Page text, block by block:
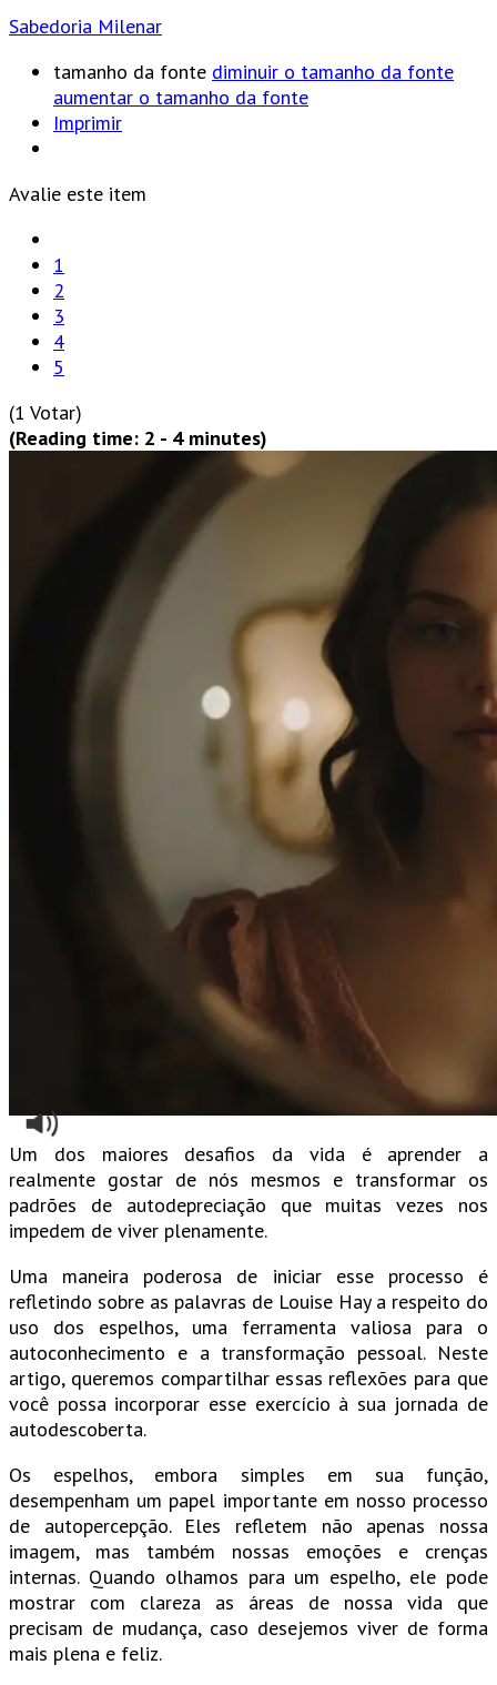
Sabedoria Milenar
tamanho da fonte diminuir o tamanho da fonte
aumentar o tamanho da fonte
Imprimir
Avalie este item
1
2
3
4
5
(1 Votar)
(Reading time: 2 - 4 minutes)
Um dos maiores desafios da vida é aprender a
realmente gostar de nós mesmos e transformar os
padrões de autodepreciação que muitas vezes nos
impedem de viver plenamente.
Uma maneira poderosa de iniciar esse processo é
refletindo sobre as palavras de Louise Hay a respeito do
uso dos espelhos, uma ferramenta valiosa para o
autoconhecimento e a transformação pessoal. Neste
artigo, queremos compartilhar essas reflexões para que
você possa incorporar esse exercício à sua jornada de
autodescoberta.
Os espelhos, embora simples em sua função,
desempenham um papel importante em nosso processo
de autopercepção. Eles refletem não apenas nossa
imagem, mas também nossas emoções e crenças
internas. Quando olhamos para um espelho, ele pode
mostrar com clareza as áreas de nossa vida que
precisam de mudança, caso desejemos viver de forma
mais plena e feliz.